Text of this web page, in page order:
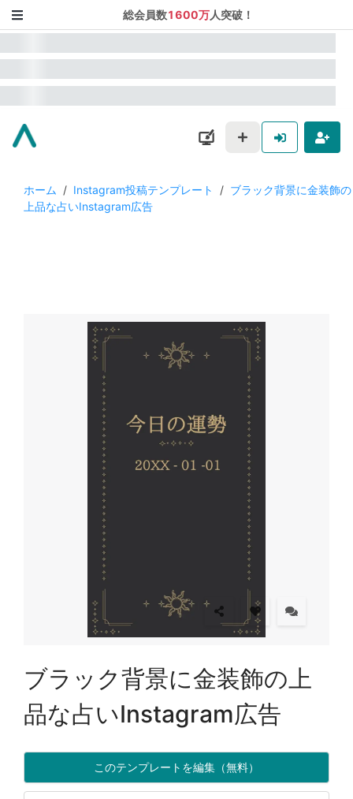
総会員数1600万人突破！
ホーム / Instagram投稿テンプレート / ブラック背景に金装飾の
上品な占いInstagram広告
ブラック背景に金装飾の上
品な占いInstagram広告
このテンプレートを編集（無料）